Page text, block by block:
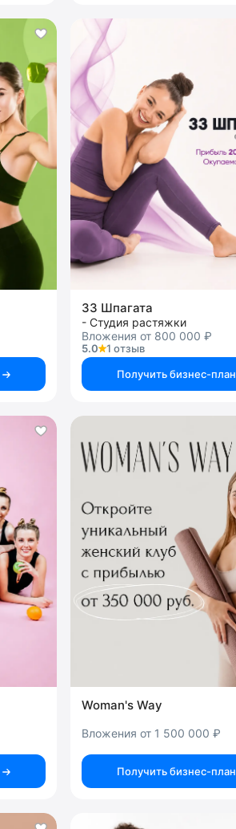
33 Шпагата
- Студия растяжки
Вложения от 800 000 ₽
5.0
1 отзыв
Получить бизнес-план
Woman's Way
Вложения от 1 500 000 ₽
Получить бизнес-план